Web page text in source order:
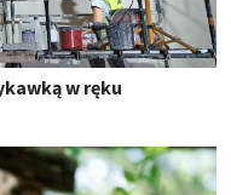
w ręku